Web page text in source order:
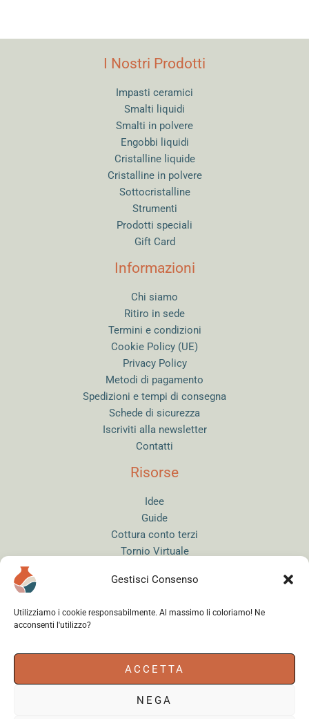
Gestisci Consenso
Utilizziamo i cookie responsabilmente. Al massimo li coloriamo! Ne
acconsenti l'utilizzo?
ACCETTA
NEGA
I Nostri Prodotti
Impasti ceramici
Smalti liquidi
Smalti in polvere
Engobbi liquidi
Cristalline liquide
Cristalline in polvere
Sottocristalline
Strumenti
Prodotti speciali
Gift Card
Informazioni
Chi siamo
Ritiro in sede
Termini e condizioni
Cookie Policy (UE)
Privacy Policy
Metodi di pagamento
Spedizioni e tempi di consegna
Schede di sicurezza
Iscriviti alla newsletter
Contatti
Risorse
Idee
Guide
Cottura conto terzi
Tornio Virtuale
Sitemap